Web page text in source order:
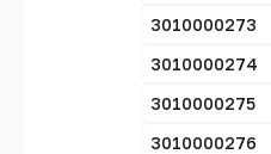
3010000273
3010000274
3010000275
3010000276